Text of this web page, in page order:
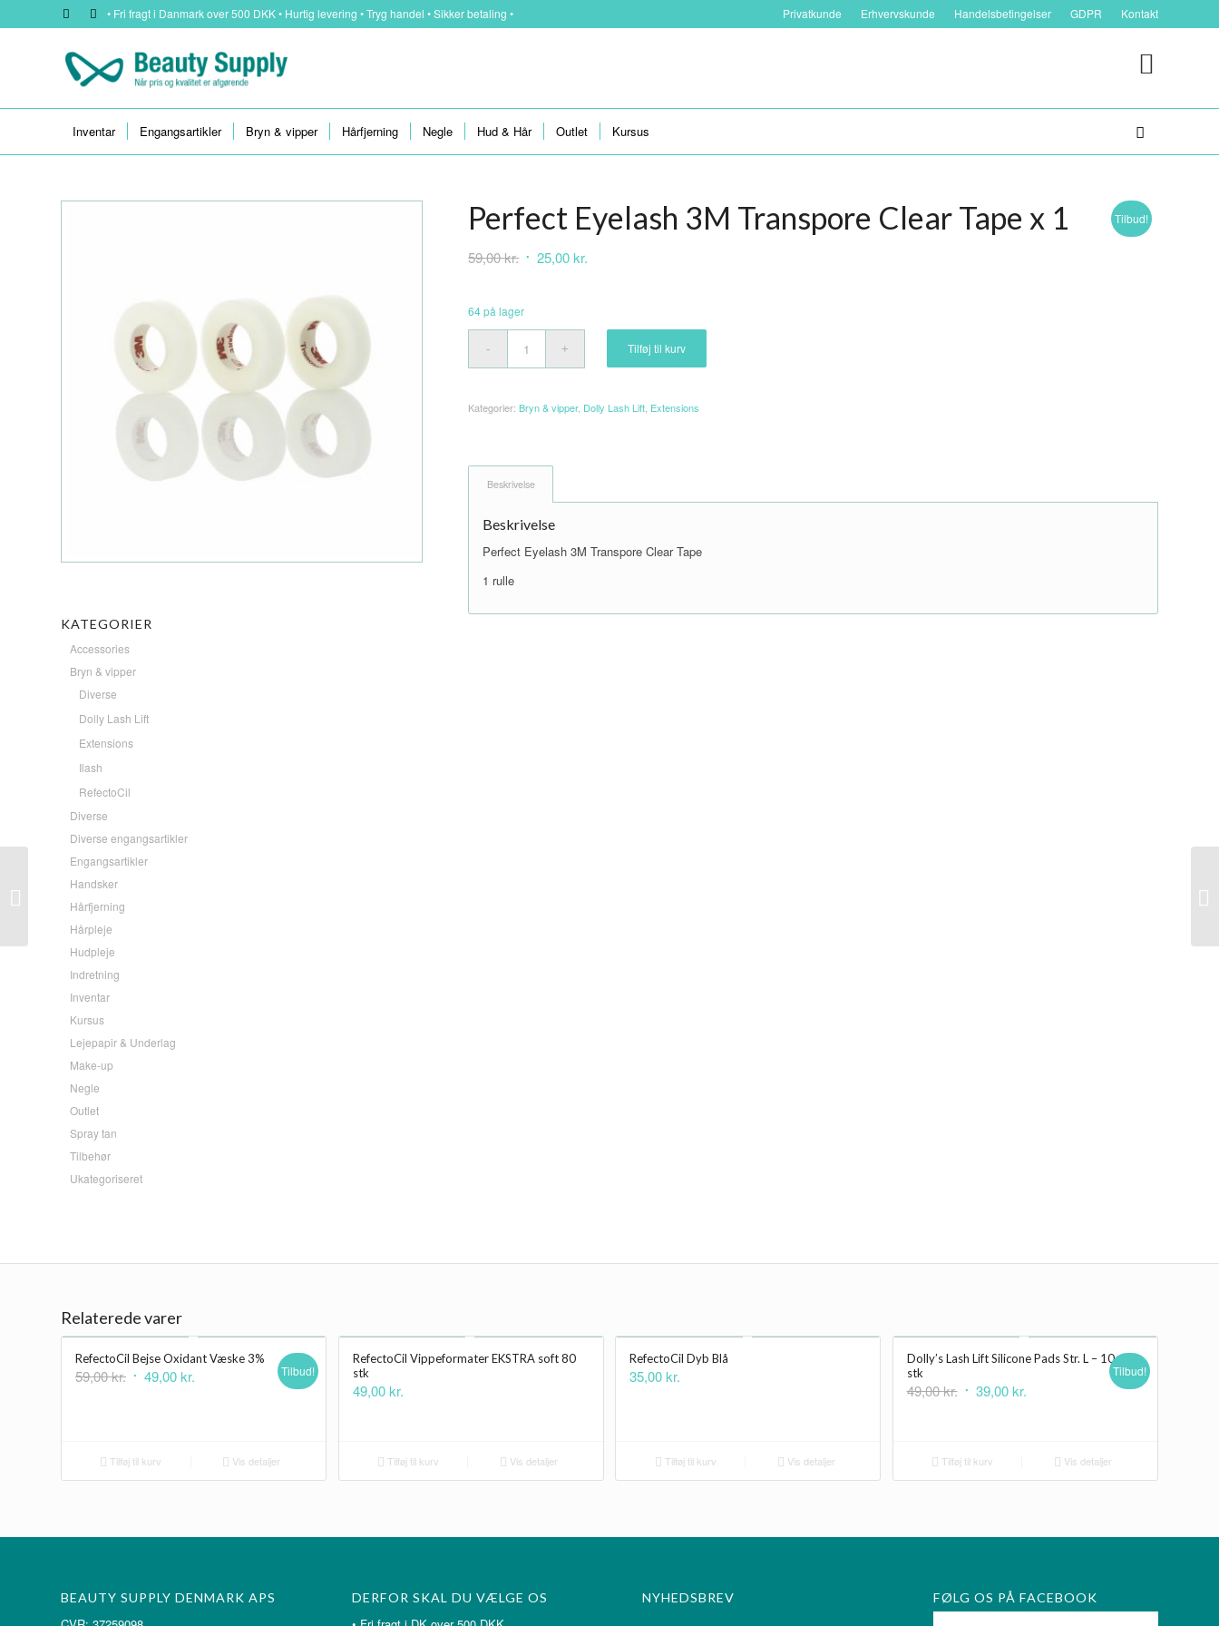
Privatkunde Erhvervskunde Handelsbetingelser GDPR Kontakt
• Fri fragt i Danmark over 500 DKK • Hurtig levering • Tryg handel • Sikker betaling •
Inventar Engangsartikler Bryn & vipper Hårfjerning Negle Hud & Hår Outlet Kursus
Tilbud!
KATEGORIER
Accessories
Bryn & vipper
Diverse
Dolly Lash Lift
Extensions
Ilash
RefectoCil
Diverse
Diverse engangsartikler
Engangsartikler
Handsker
Hårfjerning
Hårpleje
Hudpleje
Indretning
Inventar
Kursus
Lejepapir & Underlag
Make-up
Negle
Outlet
Spray tan
Tilbehør
Ukategoriseret
Perfect Eyelash 3M Transpore Clear Tape x 1
59,00kr. Den
var:
59,00 kr..
25,00kr.
25,00 kr..
64 på lager
Tilføj til kurv
Kategorier:Bryn & vipper, Dolly Lash Lift, Extensions
Beskrivelse
Beskrivelse
Perfect Eyelash 3M Transpore Clear Tape
1 rulle
Relaterede varer
RefectoCil Bejse Oxidant Væske 3%
59,00kr. Den
59,00 kr..
49,00kr.
49,00 kr..
Tilbud!
Tilføj til kurv Vis detaljer
RefectoCil Vippeformater EKSTRA soft 80
stk
49,00kr.
Tilføj til kurv Vis detaljer
RefectoCil Dyb Blå
35,00kr.
Tilføj til kurv Vis detaljer
Dolly’s Lash Lift Silicone Pads Str. L – 10
stk
49,00kr. Den
var:
49,00 kr..
39,00kr.Den
39,00 kr..
Tilbud!
Tilføj til kurv Vis detaljer
BEAUTY SUPPLY DENMARK APS DERFOR SKAL DU VÆLGE OS NYHEDSBREV FØLG OS PÅ FACEBOOK
Perfect Eyelash Display
Til Lash Volume Lift